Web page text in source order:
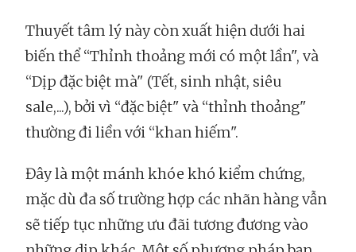
Thuyết tâm lý này còn xuất hiện dưới hai
biến thể “Thỉnh thoảng mới có một lần", và
“Dịp đặc biệt mà" (Tết, sinh nhật, siêu
sale,...), bởi vì “đặc biệt" và “thỉnh thoảng"
thường đi liền với “khan hiếm".
Đây là một mánh khóe khó kiểm chứng,
mặc dù đa số trường hợp các nhãn hàng vẫn
sẽ tiếp tục những ưu đãi tương đương vào